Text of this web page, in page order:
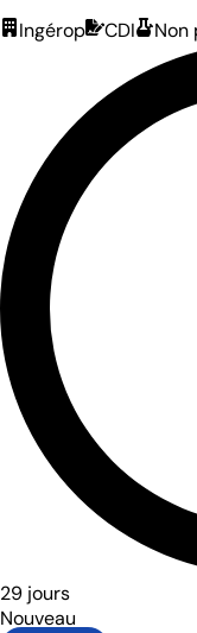
Ingérop CDI Non
29 jours
Nouveau